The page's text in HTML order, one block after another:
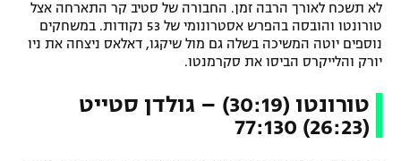
תקנון עבור פעילות ספורט 1 – "מרלן"
גיימינג E-Sports
מדיניות פרטיות
בייסבול MLB
ספורט אתגרי ואקסטרים
אומנויות לחימה
לא תשכח לאורך הרבה זמן. החבורה של סטיב קר התארחה אצל
טורונטו והובסה בהפרש אסטרונומי של 53 נקודות. במשחקים
נוספים יוטה המשיכה בשלה גם מול שיקגו, דאלאס ניצחה את ניו
יורק והלייקרס הביסו את סקרמנטו.
טורונטו (30:19) – גולדן סטייט
(26:23) 77:130